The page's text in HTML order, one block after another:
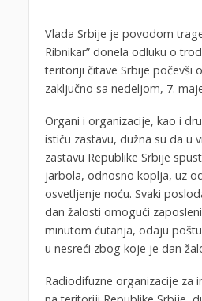
Vlada Srbije je povodom
Ribnikar” donela odluku o
teritoriji čitave Srbije počevši
zaključno sa nedeljom, 7.
Organi i organizacije, kao i
ističu zastavu, dužna su da u
zastavu Republike Srbije
jarbola, odnosno koplja, uz
osvetljenje noću. Svaki
dan žalosti omogući
minutom ćutanja, odaju
u nesreći zbog koje je dan
Radiodifuzne organizacije za